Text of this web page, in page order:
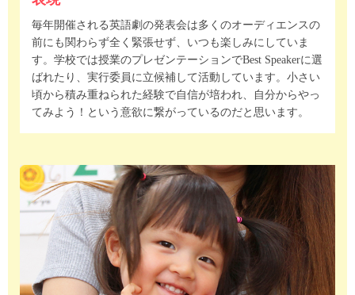
毎年開催される英語劇の発表会は多くのオーディエンスの
前にも関わらず全く緊張せず、いつも楽しみにしていま
す。学校では授業のプレゼンテーションでBest Speakerに選
ばれたり、実行委員に立候補して活動しています。小さい
頃から積み重ねられた経験で自信が培われ、自分からやっ
てみよう！という意欲に繋がっているのだと思います。